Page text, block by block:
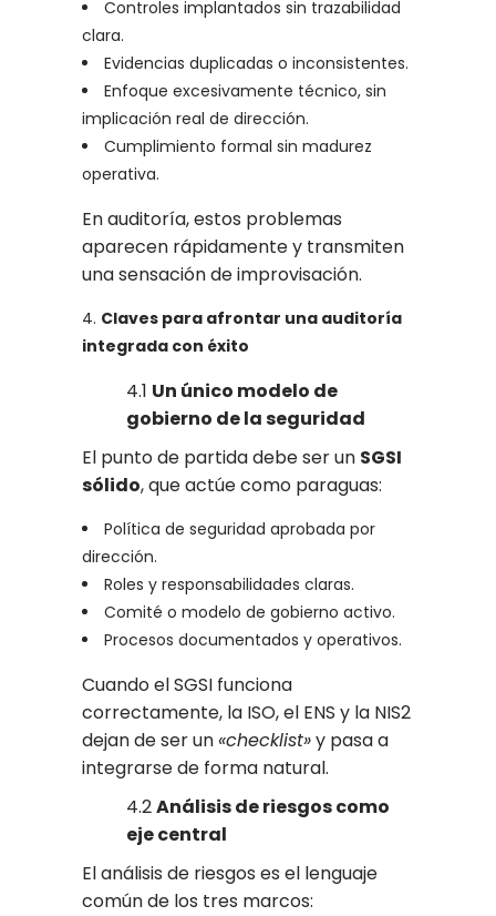
Controles implantados sin trazabilidad
clara.
Evidencias duplicadas o inconsistentes.
Enfoque excesivamente técnico, sin
implicación real de dirección.
Cumplimiento formal sin madurez
operativa.
En auditoría, estos problemas
aparecen rápidamente y transmiten
una sensación de improvisación.
Claves para afrontar una auditoría
integrada con éxito
4.1 Un único modelo de
gobierno de la seguridad
El punto de partida debe ser un SGSI
sólido, que actúe como paraguas:
Política de seguridad aprobada por
dirección.
Roles y responsabilidades claras.
Comité o modelo de gobierno activo.
Procesos documentados y operativos.
Cuando el SGSI funciona
correctamente, la ISO, el ENS y la NIS2
dejan de ser un «checklist»y pasa a
integrarse de forma natural.
4.2Análisis de riesgos como
eje central
El análisis de riesgos es el lenguaje
común de los tres marcos: